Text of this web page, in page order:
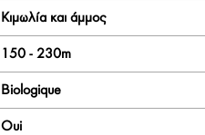
Κιμωλία και άμμος
150 - 230m
Biologique
Oui